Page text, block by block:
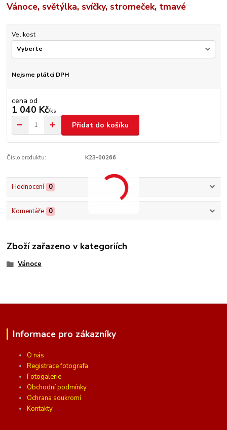
Vánoce, světýlka, svíčky, stromeček, tmavé
Velikost
Nejsme plátci DPH
cena od
1 040 Kč/ks
Přidat do košíku
Číslo produktu: K23-00266
Hodnocení 0
Komentáře 0
Zboží zařazeno v kategoriích
Vánoce
Informace pro zákazníky
O nás
Registrace fotografa
Fotogalerie
Obchodní podmínky
Ochrana soukromí
Kontakty